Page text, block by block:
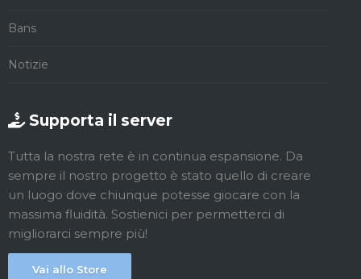
Bans
Notizie
Supporta il server
Tutta la nostra rete è in continua espansione. Da
sempre il nostro progetto è stato quello di creare
un luogo dove chiunque potesse giocare con la
massima fluidità. Sostienici per permetterci di
migliorarci sempre più!
Vai allo Store